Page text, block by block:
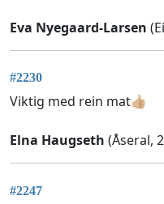
Eva Nyegaard-Larsen
#2230
Viktig med rein mat👍🏼
Elna Haugseth (Åseral,
#2247